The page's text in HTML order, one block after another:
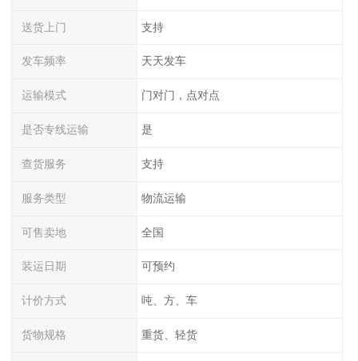
送货上门 支持
发车频率 天天发车
运输模式 门对门，点对点
是否专线运输 是
查货服务 支持
服务类型 物流运输
可售卖地 全国
装运日期 可预约
计价方式 吨、方、车
货物规格 重货、轻货